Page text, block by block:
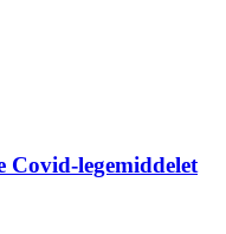
Covid-legemiddelet